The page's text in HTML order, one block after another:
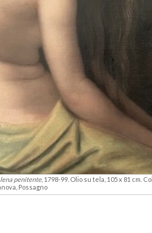
penitente , 1798-99. Olio su tela, 105 x 81 cm.
Possagno